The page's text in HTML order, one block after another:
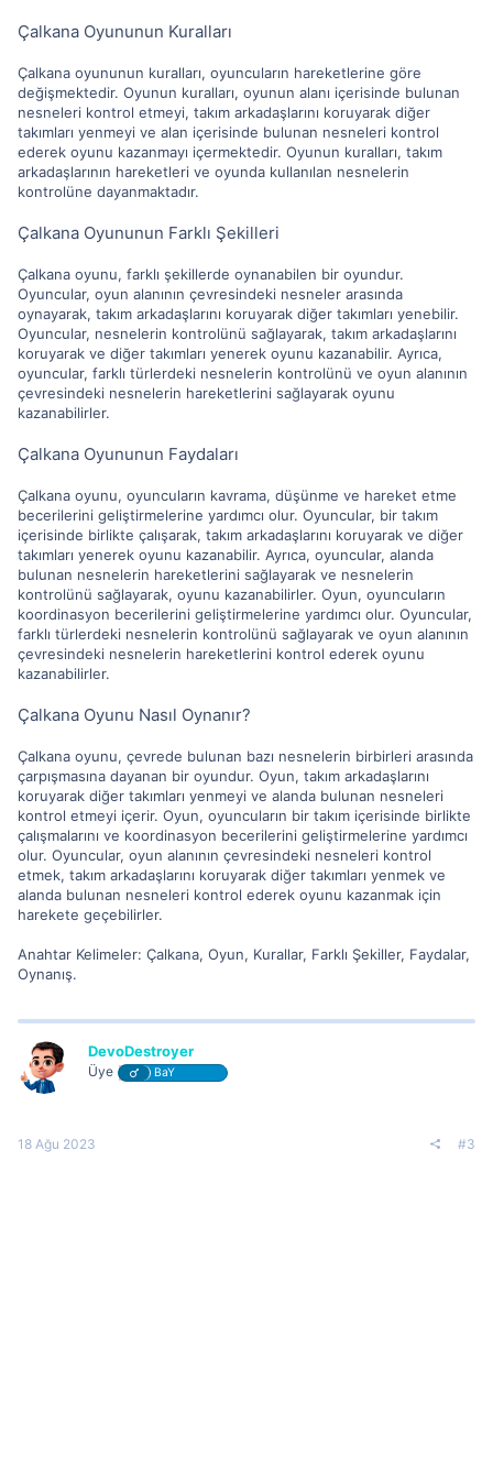
Çalkana Oyununun Kuralları
Çalkana oyununun kuralları, oyuncuların hareketlerine göre
değişmektedir. Oyunun kuralları, oyunun alanı içerisinde bulunan
nesneleri kontrol etmeyi, takım arkadaşlarını koruyarak diğer
takımları yenmeyi ve alan içerisinde bulunan nesneleri kontrol
ederek oyunu kazanmayı içermektedir. Oyunun kuralları, takım
arkadaşlarının hareketleri ve oyunda kullanılan nesnelerin
kontrolüne dayanmaktadır.
Çalkana Oyununun Farklı Şekilleri
Çalkana oyunu, farklı şekillerde oynanabilen bir oyundur.
Oyuncular, oyun alanının çevresindeki nesneler arasında
oynayarak, takım arkadaşlarını koruyarak diğer takımları yenebilir.
Oyuncular, nesnelerin kontrolünü sağlayarak, takım arkadaşlarını
koruyarak ve diğer takımları yenerek oyunu kazanabilir. Ayrıca,
oyuncular, farklı türlerdeki nesnelerin kontrolünü ve oyun alanının
çevresindeki nesnelerin hareketlerini sağlayarak oyunu
kazanabilirler.
Çalkana Oyununun Faydaları
Çalkana oyunu, oyuncuların kavrama, düşünme ve hareket etme
becerilerini geliştirmelerine yardımcı olur. Oyuncular, bir takım
içerisinde birlikte çalışarak, takım arkadaşlarını koruyarak ve diğer
takımları yenerek oyunu kazanabilir. Ayrıca, oyuncular, alanda
bulunan nesnelerin hareketlerini sağlayarak ve nesnelerin
kontrolünü sağlayarak, oyunu kazanabilirler. Oyun, oyuncuların
koordinasyon becerilerini geliştirmelerine yardımcı olur. Oyuncular,
farklı türlerdeki nesnelerin kontrolünü sağlayarak ve oyun alanının
çevresindeki nesnelerin hareketlerini kontrol ederek oyunu
kazanabilirler.
Çalkana Oyunu Nasıl Oynanır?
Çalkana oyunu, çevrede bulunan bazı nesnelerin birbirleri arasında
çarpışmasına dayanan bir oyundur. Oyun, takım arkadaşlarını
koruyarak diğer takımları yenmeyi ve alanda bulunan nesneleri
kontrol etmeyi içerir. Oyun, oyuncuların bir takım içerisinde birlikte
çalışmalarını ve koordinasyon becerilerini geliştirmelerine yardımcı
olur. Oyuncular, oyun alanının çevresindeki nesneleri kontrol
etmek, takım arkadaşlarını koruyarak diğer takımları yenmek ve
alanda bulunan nesneleri kontrol ederek oyunu kazanmak için
harekete geçebilirler.
Anahtar Kelimeler: Çalkana, Oyun, Kurallar, Farklı Şekiller, Faydalar,
Oynanış.
DevoDestroyer
Üye BaY
18 Ağu 2023 #3